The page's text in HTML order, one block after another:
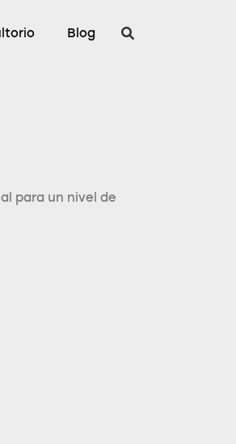
Blog
para un nivel de